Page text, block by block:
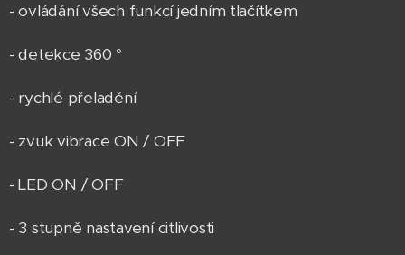
- ovládání všech funkcí jedním tlačítkem
- detekce 360 °
- rychlé přeladění
- zvuk vibrace ON / OFF
- LED ON / OFF
- 3 stupně nastavení citlivosti